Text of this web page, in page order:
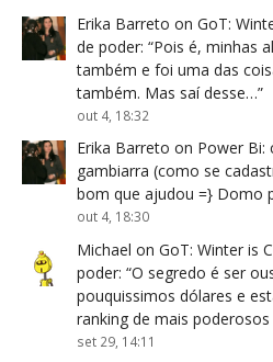
Erika Barreto on GoT:
de poder: “Pois é, minhas
também e foi uma das
também. Mas saí desse…”
out 4, 18:32
Erika Barreto on Power Bi:
gambiarra (como se
bom que ajudou =} Domo
out 4, 18:30
Michael on GoT: Winter is
poder: “O segredo é ser
pouquissimos dólares e
ranking de mais
set 29, 14:11